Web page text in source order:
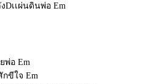
Dเเผ่นดินพ่อ Em
พ่อ Em
กขีใจ Em